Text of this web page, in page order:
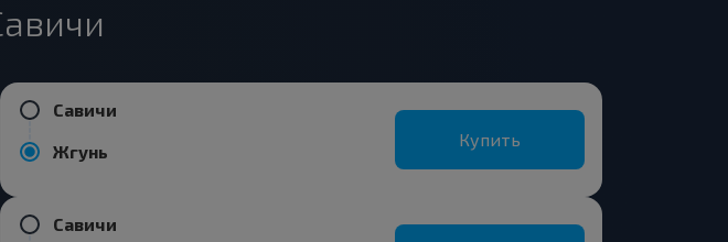
Савичи
Жгунь
Купить
Савичи